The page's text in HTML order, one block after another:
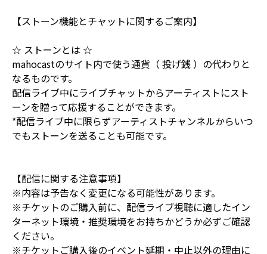
【ストーン機能とチャットに関するご案内】
☆ ストーンとは ☆
mahocastのサイト内で使う通貨（ 投げ銭 ）の代わりと
なるものです。
配信ライブ中にライブチャットからアーティストにスト
ーンを贈って応援することができます。
*配信ライブ中に限らずアーティストチャンネルからいつ
でもストーンを送ることも可能です。
【配信に関する注意事項】
※内容は予告なく変更になる可能性があります。
※チケットのご購入前に、配信ライブ視聴に適したイン
ターネット環境・推奨環境をお持ちかどうか必ずご確認
ください。
※チケットご購入後のイベント延期・中止以外の理由に